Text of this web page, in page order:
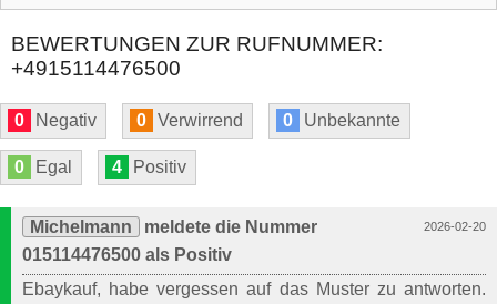
BEWERTUNGEN ZUR RUFNUMMER:
+4915114476500
0 Negativ 0 Verwirrend 0 Unbekannte
0 Egal 4 Positiv
2026-02-20
Michelmann
meldete die Nummer
015114476500 als Positiv
Ebaykauf, habe vergessen auf das Muster zu antworten.